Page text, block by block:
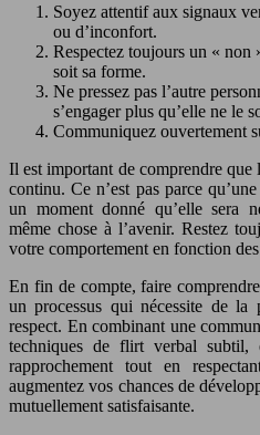
Soyez attentif aux signaux
ou d’inconfort.
Respectez toujours un « non
soit sa forme.
Ne pressez pas l’autre
s’engager plus qu’elle ne le
Communiquez ouvertement
Il est important de comprendre que
continu. Ce n’est pas parce
un moment donné qu’elle sera
même chose à l’avenir. Restez
votre comportement en fonction
En fin de compte, faire
un processus qui nécessite de
respect. En combinant une
techniques de flirt verbal subtil,
rapprochement tout en
augmentez vos chances de
mutuellement satisfaisante.